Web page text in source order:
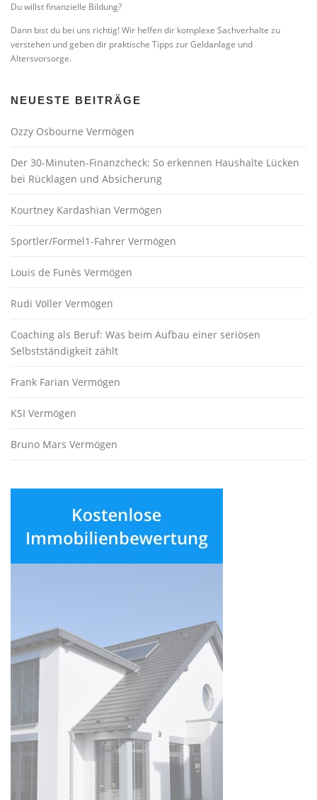
Du willst finanzielle Bildung?
Dann bist du bei uns richtig! Wir helfen dir komplexe Sachverhalte zu
verstehen und geben dir praktische Tipps zur Geldanlage und
Altersvorsorge.
NEUESTE BEITRÄGE
Ozzy Osbourne Vermögen
Der 30-Minuten-Finanzcheck: So erkennen Haushalte Lücken
bei Rücklagen und Absicherung
Kourtney Kardashian Vermögen
Sportler/Formel1-Fahrer Vermögen
Louis de Funès Vermögen
Rudi Völler Vermögen
Coaching als Beruf: Was beim Aufbau einer seriösen
Selbstständigkeit zählt
Frank Farian Vermögen
KSI Vermögen
Bruno Mars Vermögen